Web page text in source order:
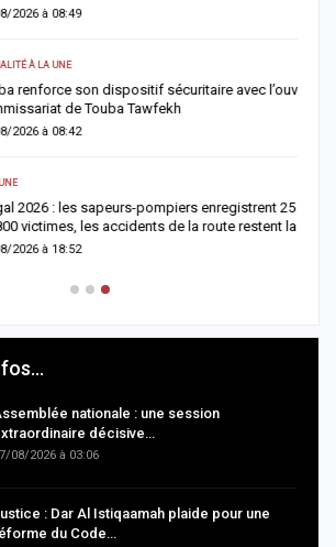
dispositif sécuritaire avec l’ouverture du
Tawfekh
pompiers enregistrent 25 décès et près
accidents de la route restent la…
nationale : une session
décisive…
08/2026 à 03:06
: Dar Al Istiqaamah plaide pour une
du Code…